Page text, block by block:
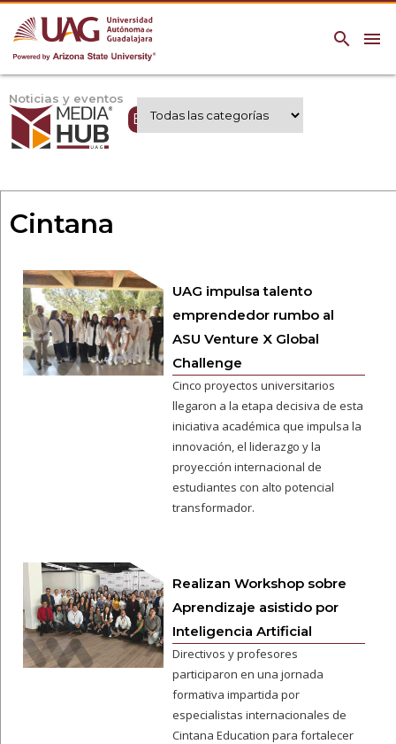
menu
search
Noticias y eventos
Expertos UAG
Cintana
UAG impulsa talento
emprendedor rumbo al
ASU Venture X Global
Challenge
Cinco proyectos universitarios
llegaron a la etapa decisiva de esta
iniciativa académica que impulsa la
innovación, el liderazgo y la
proyección internacional de
estudiantes con alto potencial
transformador.
Realizan Workshop sobre
Aprendizaje asistido por
Inteligencia Artificial
Directivos y profesores
participaron en una jornada
formativa impartida por
especialistas internacionales de
Cintana Education para fortalecer